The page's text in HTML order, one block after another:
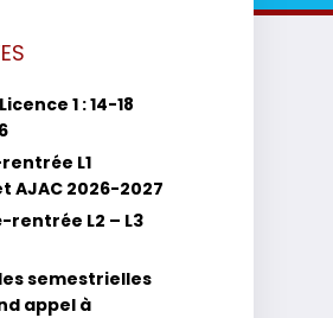
1 : 14-18
L1
AJAC 2026-2027
rentrée L2 – L3
semestrielles
appel à